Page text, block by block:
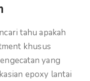
tahu apakah
khusus
yang
epoxy lantai